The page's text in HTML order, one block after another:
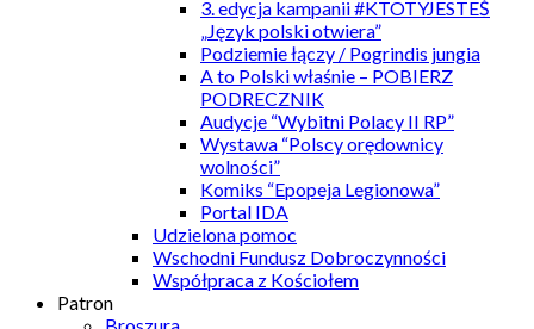
3. edycja kampanii #KTOTYJESTEŚ
„Język polski otwiera”
Podziemie łączy / Pogrindis jungia
A to Polski właśnie – POBIERZ
PODRECZNIK
Audycje “Wybitni Polacy II RP”
Wystawa “Polscy orędownicy
wolności”
Komiks “Epopeja Legionowa”
Portal IDA
Udzielona pomoc
Wschodni Fundusz Dobroczynności
Współpraca z Kościołem
Patron